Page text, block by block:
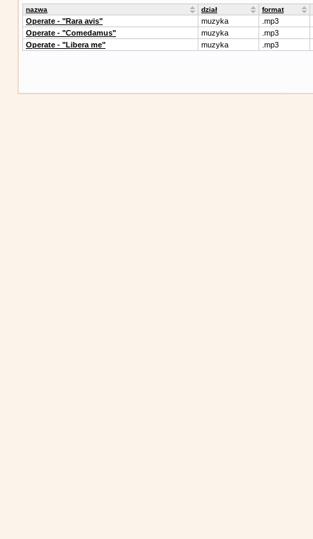
nazwa dział format
Operate - "Rara avis" muzyka
.mp3
Operate - "Comedamus"
muzyka
.mp3
Operate - "Libera me"
muzyka .mp3